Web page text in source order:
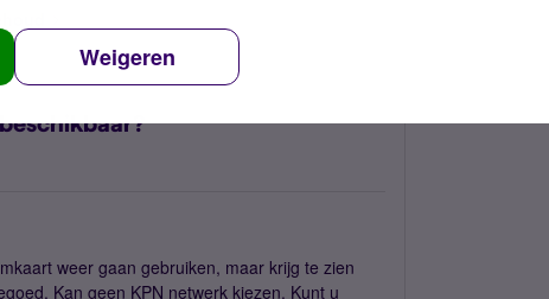
Weigeren
weer gaan gebruiken, maar krijg te zien
Kan geen KPN netwerk kiezen. Kunt u